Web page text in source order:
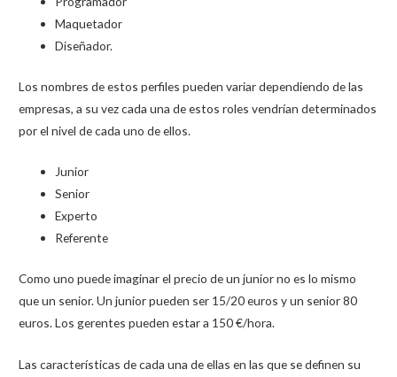
Maquetador
Diseñador.
Los nombres de estos perfiles pueden variar dependiendo de las
empresas, a su vez cada una de estos roles vendrían determinados
por el nivel de cada uno de ellos.
Junior
Senior
Experto
Referente
Como uno puede imaginar el precio de un junior no es lo mismo
que un senior. Un junior pueden ser 15/20 euros y un senior 80
euros. Los gerentes pueden estar a 150 €/hora.
Las características de cada una de ellas en las que se definen su